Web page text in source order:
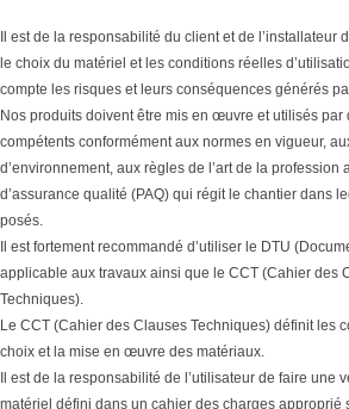
Il est de la responsabilité du client et de l’installateur
le choix du matériel et les conditions réelles
compte les risques et leurs conséquences générés
Nos produits doivent être mis en œuvre et utilisés par
compétents conformément aux normes en vigueur,
d’environnement, aux règles de l’art de la profession
d’assurance qualité (PAQ) qui régit le chantier dans
posés.
Il est fortement recommandé d’utiliser le DTU
applicable aux travaux ainsi que le CCT (Cahier des
Techniques).
Le CCT (Cahier des Clauses Techniques) définit les
choix et la mise en œuvre des matériaux.
Il est de la responsabilité de l’utilisateur de faire une
matériel défini dans un cahier des charges